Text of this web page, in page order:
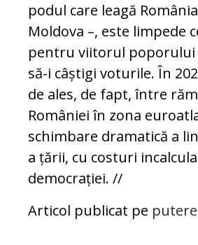
podul care leagă
Moldova –, este limpede
pentru viitorul poporului
să-i câștigi voturile. În
de ales, de fapt, între
României în zona
schimbare dramatică a
a țării, cu costuri
democrației. //
Articol publicat pe